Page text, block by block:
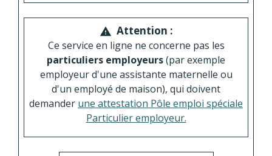
warning Attention :
Ce service en ligne ne concerne pas les
particuliers employeurs(par exemple
employeur d'une assistante maternelle ou
d'un employé de maison), qui doivent
demander une attestation Pôle emploi spéciale
Particulier employeur.